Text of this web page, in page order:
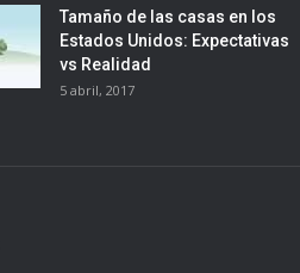
Tamaño de las casas en los
Estados Unidos: Expectativas
vs Realidad
5 abril, 2017